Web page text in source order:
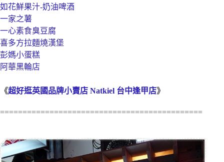
如花鮮果汁-奶油啤酒
一家之薯
一心素食臭豆腐
喜多方拉麵燒漢堡
彭媽小蛋糕
阿華黑輪店
《超好逛英國品牌小賣店 Natkiel 台中逢甲店》
=============================================